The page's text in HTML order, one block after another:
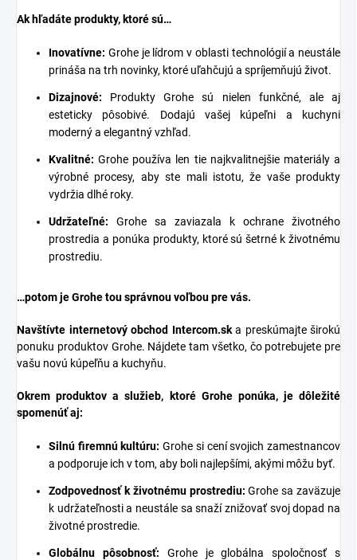
Ak hľadáte produkty, ktoré sú…
Inovatívne: Grohe je lídrom v oblasti technológií a neustále
prináša na trh novinky, ktoré uľahčujú a spríjemňujú život.
Dizajnové: Produkty Grohe sú nielen funkčné, ale aj
esteticky pôsobivé. Dodajú vašej kúpeľni a kuchyni
moderný a elegantný vzhľad.
Kvalitné: Grohe používa len tie najkvalitnejšie materiály a
výrobné procesy, aby ste mali istotu, že vaše produkty
vydržia dlhé roky.
Udržateľné: Grohe sa zaviazala k ochrane životného
prostredia a ponúka produkty, ktoré sú šetrné k životnému
prostrediu.
…potom je Grohe tou správnou voľbou pre vás.
Navštívte internetový obchod Intercom.ska preskúmajte širokú
ponuku produktov Grohe. Nájdete tam všetko, čo potrebujete pre
vašu novú kúpeľňu a kuchyňu.
Okrem produktov a služieb, ktoré Grohe ponúka, je dôležité
spomenúť aj:
Silnú firemnú kultúru: Grohe si cení svojich zamestnancov
a podporuje ich v tom, aby boli najlepšími, akými môžu byť.
Zodpovednosť k životnému prostrediu: Grohe sa zaväzuje
k udržateľnosti a neustále sa snaží znižovať svoj dopad na
životné prostredie.
Globálnu pôsobnosť: Grohe je globálna spoločnosť s